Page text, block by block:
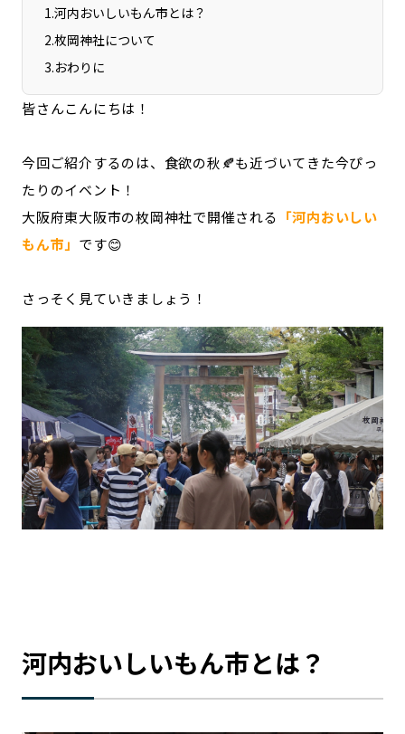
鳥取エリア
岡山エリア
山口エリア
香川エリア
愛媛エリア
沖縄エリア
カテゴリから探す
特集コンテンツ
地域を代表する 企業100選
プレスリリース
行政連携記事
MILCプロジェクト
選出企業特別対談
Localist
SDGsの先駆者
イベント
飲食店
地域豆知識
ニッポンの百選大全集
Sporkle
1.河内おいしいもん市とは？
2.枚岡神社について
3.おわりに
皆さんこんにちは！
今回ご紹介するのは、食欲の秋🍂も近づいてきた今ぴっ
たりのイベント！
大阪府東大阪市の枚岡神社で開催される 「河内おいしい
もん市」 です😊
さっそく見ていきましょう！
河内おいしいもん市とは？